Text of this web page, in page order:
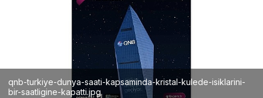
qnb-turkiye-dunya-saati-kapsaminda-kristal-kulede-isiklarini-
bir-saatligine-kapatti.jpg